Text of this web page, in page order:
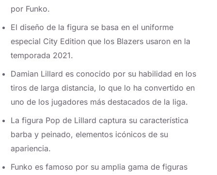
por Funko.
El diseño de la figura se basa en el uniforme
especial City Edition que los Blazers usaron en la
temporada 2021.
Damian Lillard es conocido por su habilidad en los
tiros de larga distancia, lo que lo ha convertido en
uno de los jugadores más destacados de la liga.
La figura Pop de Lillard captura su característica
barba y peinado, elementos icónicos de su
apariencia.
Funko es famoso por su amplia gama de figuras